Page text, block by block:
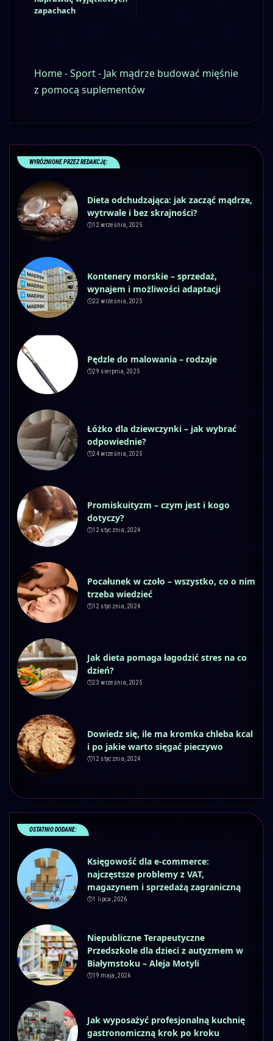
zapachach
Home-Sport- Jak mądrze budować mięśnie
z pomocą suplementów
WYRÓŻNIONE PRZEZ REDAKCJĘ:
Dieta odchudzająca: jak zacząć mądrze,
wytrwale i bez skrajności?
12 września, 2025
Kontenery morskie – sprzedaż,
wynajem i możliwości adaptacji
22 września, 2025
Pędzle do malowania – rodzaje
29 sierpnia, 2025
Łóżko dla dziewczynki – jak wybrać
odpowiednie?
24 września, 2025
Promiskuityzm – czym jest i kogo
dotyczy?
12 stycznia, 2024
Pocałunek w czoło – wszystko, co o nim
trzeba wiedzieć
12 stycznia, 2024
Jak dieta pomaga łagodzić stres na co
dzień?
23 września, 2025
Dowiedz się, ile ma kromka chleba kcal
i po jakie warto sięgać pieczywo
12 stycznia, 2024
OSTATNIO DODANE:
Księgowość dla e-commerce:
najczęstsze problemy z VAT,
magazynem i sprzedażą zagraniczną
1 lipca, 2026
Niepubliczne Terapeutyczne
Przedszkole dla dzieci z autyzmem w
Białymstoku – Aleja Motyli
19 maja, 2026
Jak wyposażyć profesjonalną kuchnię
gastronomiczną krok po kroku